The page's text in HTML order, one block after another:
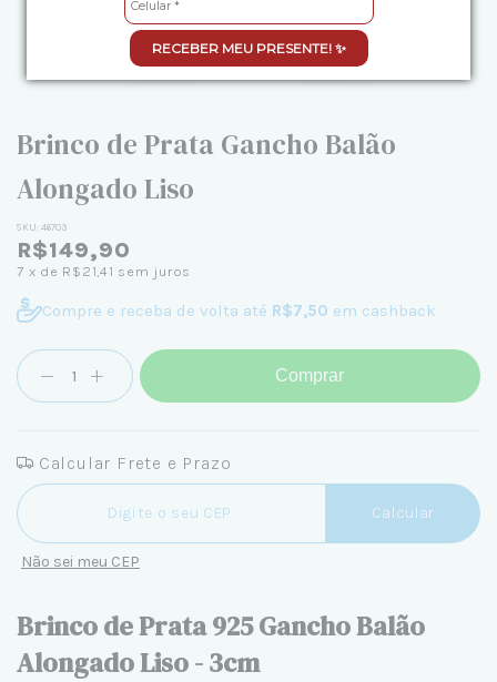
RECEBER MEU PRESENTE! ✨
Brinco de Prata Gancho Balão
Alongado Liso
SKU: 46703
R$149,90
7 x de R$21,41 sem juros
Compre e receba de volta até R$7,50 em cashback
Comprar
Calcular Frete e Prazo
Entregas para o CEP:
Calcular
Não sei meu CEP
Brinco de Prata 925 Gancho Balão
Alongado Liso - 3cm